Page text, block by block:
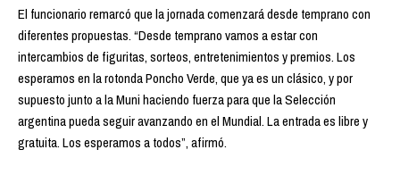
El funcionario remarcó que la jornada comenzará desde temprano con
diferentes propuestas. “Desde temprano vamos a estar con
intercambios de figuritas, sorteos, entretenimientos y premios. Los
esperamos en la rotonda Poncho Verde, que ya es un clásico, y por
supuesto junto a la Muni haciendo fuerza para que la Selección
argentina pueda seguir avanzando en el Mundial. La entrada es libre y
gratuita. Los esperamos a todos”, afirmó.